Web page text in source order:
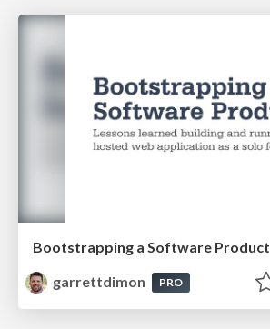
Bootstrapping a Software Product
garrettdimon
PRO